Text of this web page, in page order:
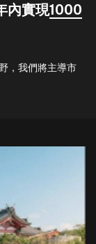
內實現1000
，我們將主導市